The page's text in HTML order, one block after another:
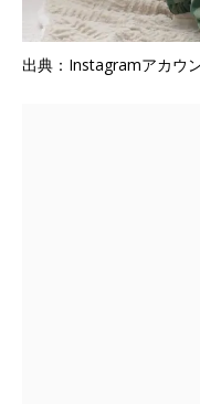
出典：Instagramアカウ